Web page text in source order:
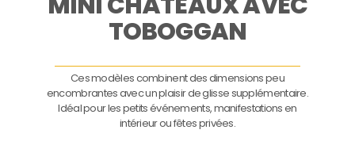
TOBOGGAN
Ces modèles combinent des dimensions peu
encombrantes avec un plaisir de glisse supplémentaire.
Idéal pour les petits événements, manifestations en
intérieur ou fêtes privées.